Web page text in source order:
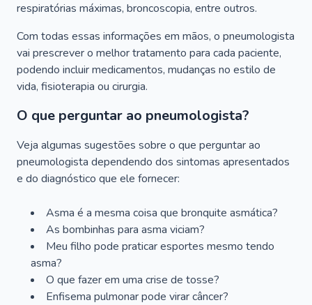
respiratórias máximas, broncoscopia, entre outros.
Com todas essas informações em mãos, o pneumologista
vai prescrever o melhor tratamento para cada paciente,
podendo incluir medicamentos, mudanças no estilo de
vida, fisioterapia ou cirurgia.
O que perguntar ao pneumologista?
Veja algumas sugestões sobre o que perguntar ao
pneumologista dependendo dos sintomas apresentados
e do diagnóstico que ele fornecer:
Asma é a mesma coisa que bronquite asmática?
As bombinhas para asma viciam?
Meu filho pode praticar esportes mesmo tendo
asma?
O que fazer em uma crise de tosse?
Enfisema pulmonar pode virar câncer?